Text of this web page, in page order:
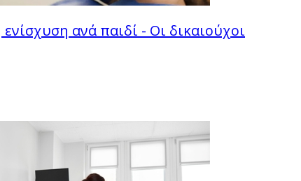
ανά παιδί - Οι δικαιούχοι